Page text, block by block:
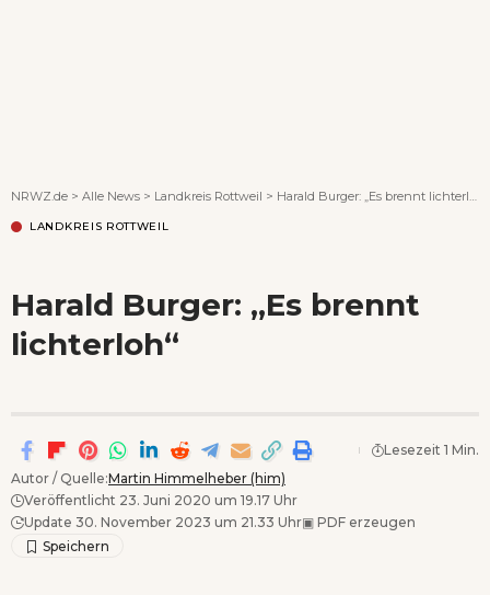
NRWZ.de > Alle News > Landkreis Rottweil > Harald Burger: „Es brennt lichterloh“
LANDKREIS ROTTWEIL
Harald Burger: „Es brennt
lichterloh“
Autor / Quelle:Martin Himmelheber (him)
Veröffentlicht 23. Juni 2020 um 19.17 Uhr
Update 30. November 2023 um 21.33 Uhr▣ PDF erzeugen
Lesezeit 1 Min.